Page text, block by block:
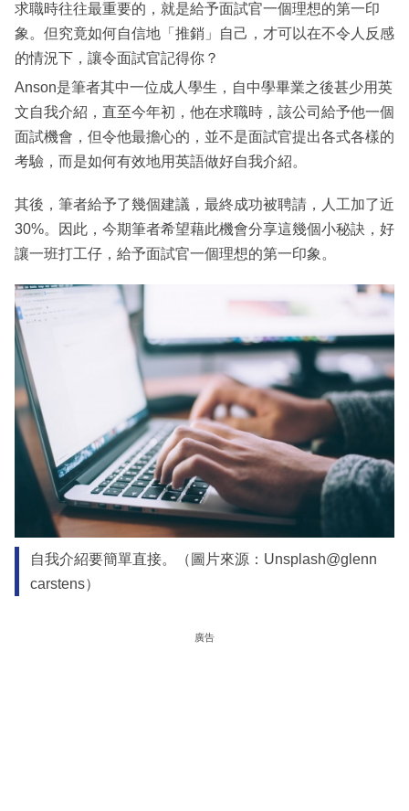
求職時往往最重要的，就是給予面試官一個理想的第一印
象。但究竟如何自信地「推銷」自己，才可以在不令人反感
的情況下，讓令面試官記得你？
Anson是筆者其中一位成人學生，自中學畢業之後甚少用英
文自我介紹，直至今年初，他在求職時，該公司給予他一個
面試機會，但令他最擔心的，並不是面試官提出各式各樣的
考驗，而是如何有效地用英語做好自我介紹。
其後，筆者給予了幾個建議，最終成功被聘請，人工加了近
30%。因此，今期筆者希望藉此機會分享這幾個小秘訣，好
讓一班打工仔，給予面試官一個理想的第一印象。
自我介紹要簡單直接。（圖片來源：Unsplash@glenn
carstens）
廣告